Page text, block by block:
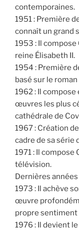
contemporaines.
1951 : Première
connaît un grand
1953 : Il
reine Élisabeth II.
1954 : Première
basé sur le roman
1962 : Il compose
œuvres les plus
cathédrale de
1967 : Création
cadre de sa série
1971 : Il compose
télévision.
Dernières
1973 : Il achève
œuvre
propre
1976 : Il devient